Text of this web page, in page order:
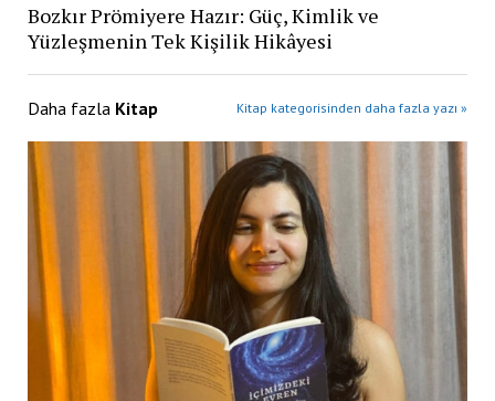
Bozkır Prömiyere Hazır: Güç, Kimlik ve
Yüzleşmenin Tek Kişilik Hikâyesi
Daha fazla Kitap Kitap kategorisinden daha fazla yazı »